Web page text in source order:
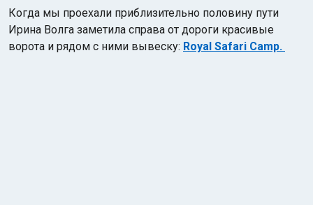
Когда мы проехали приблизительно половину пути
Ирина Волга заметила справа от дороги красивые
ворота и рядом с ними вывеску: Royal Safari Camp.